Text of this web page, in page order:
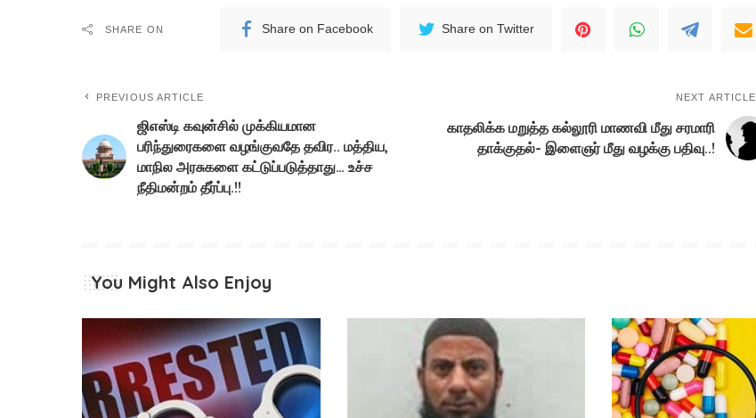
SHARE ON Share on Facebook Share on Twitter
PREVIOUS ARTICLE
ஜிஎஸ்டி கவுன்சில் முக்கியமான
பரிந்துரைகளை வழங்குவதே தவிர.. மத்திய,
மாநில அரசுகளை கட்டுப்படுத்தாது… உச்ச
நீதிமன்றம் தீர்ப்பு.!!
NEXT ARTICLE
காதலிக்க மறுத்த கல்லூரி மாணவி மீது சரமாரி
தாக்குதல்- இளைஞர் மீது வழக்கு பதிவு..!
You Might Also Enjoy